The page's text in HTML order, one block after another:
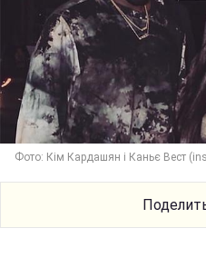
Фото: Кім Кардашян і Каньє Вест